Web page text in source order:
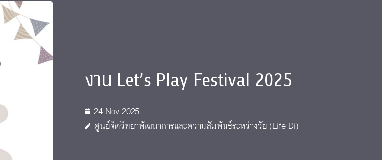
PhD
Center for Effective Organization
Events & Announcement
Lectures & Talks
Workshops
Staffs
Post-docs
Management
Annual Reports
Intranet
งาน Let’s Play Festival 2025
24 Nov 2025
ศูนย์จิตวิทยาพัฒนาการและความสัมพันธ์ระหว่างวัย (Life Di)